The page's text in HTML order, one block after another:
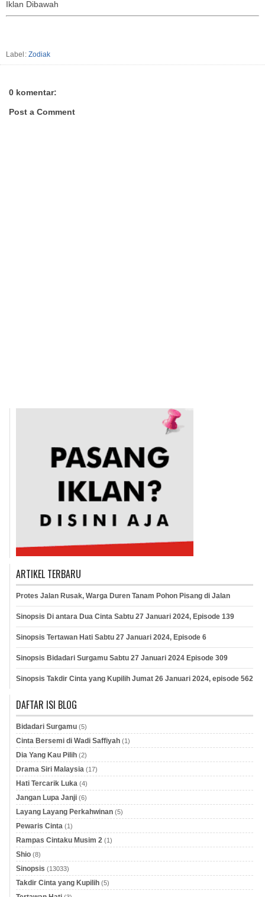
Iklan Dibawah
Label: Zodiak
0 komentar:
Post a Comment
ARTIKEL TERBARU
Protes Jalan Rusak, Warga Duren Tanam Pohon Pisang di Jalan
Sinopsis Di antara Dua Cinta Sabtu 27 Januari 2024, Episode 139
Sinopsis Tertawan Hati Sabtu 27 Januari 2024, Episode 6
Sinopsis Bidadari Surgamu Sabtu 27 Januari 2024 Episode 309
Sinopsis Takdir Cinta yang Kupilih Jumat 26 Januari 2024, episode 562
DAFTAR ISI BLOG
Bidadari Surgamu (5)
Cinta Bersemi di Wadi Saffiyah (1)
Dia Yang Kau Pilih (2)
Drama Siri Malaysia (17)
Hati Tercarik Luka (4)
Jangan Lupa Janji (6)
Layang Layang Perkahwinan (5)
Pewaris Cinta (1)
Rampas Cintaku Musim 2 (1)
Shio (8)
Sinopsis (13033)
Takdir Cinta yang Kupilih (5)